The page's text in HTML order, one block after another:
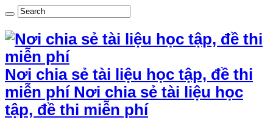
Nơi chia sẻ tài liệu học tập, đề thi
miễn phí Nơi chia sẻ tài liệu học
tập, đề thi miễn phí